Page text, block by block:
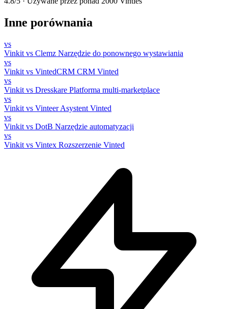
Inne porównania
vs
Vinkit vs Clemz Narzędzie do ponownego wystawiania
vs
Vinkit vs VintedCRM CRM Vinted
vs
Vinkit vs Dresskare Platforma multi-marketplace
vs
Vinkit vs Vinteer Asystent Vinted
vs
Vinkit vs DotB Narzędzie automatyzacji
vs
Vinkit vs Vintex Rozszerzenie Vinted